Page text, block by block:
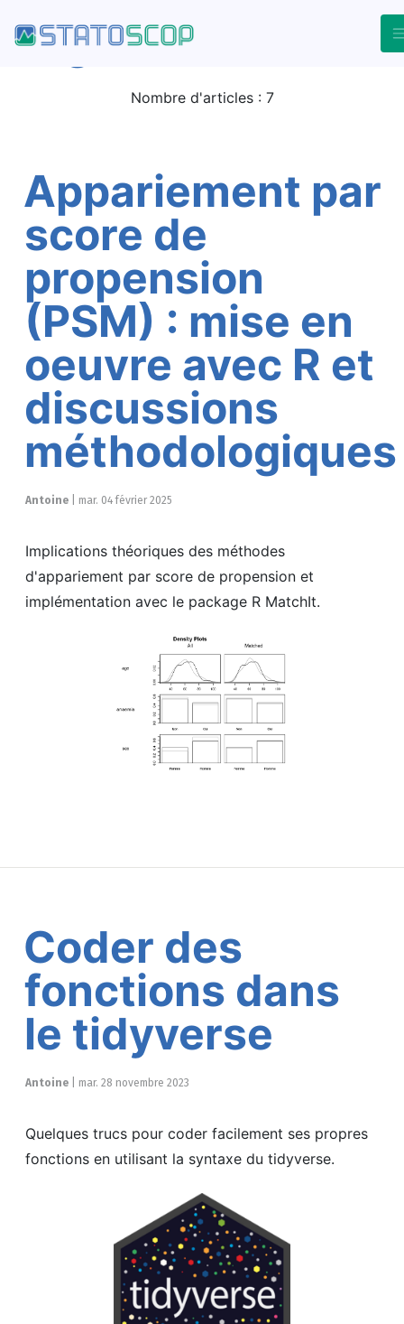
Retour à l'accueil du blog
Tag Rstats
Nombre d'articles : 7
Appariement par
score de
propension
(PSM) : mise en
oeuvre avec R et
discussions
méthodologiques
Antoine mar. 04 février 2025
Implications théoriques des méthodes
d'appariement par score de propension et
implémentation avec le package R MatchIt.
Coder des
fonctions dans
le tidyverse
Antoine mar. 28 novembre 2023
Quelques trucs pour coder facilement ses propres
fonctions en utilisant la syntaxe du tidyverse.